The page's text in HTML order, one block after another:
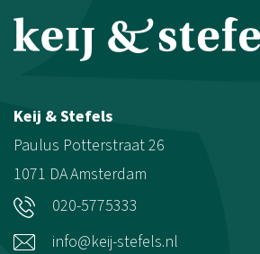
Keij & Stefels
Paulus Potterstraat 26
1071 DAAmsterdam
020-5775333
info@keij-stefels.nl